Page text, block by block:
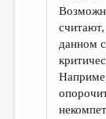
данном